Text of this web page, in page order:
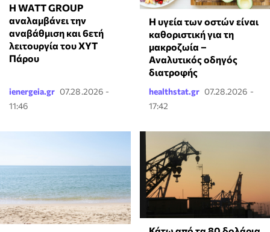
Η WATT GROUP
αναλαμβάνει την
αναβάθμιση και 6ετή
λειτουργία του ΧΥΤ
Πάρου
ienergeia.gr 07.28.2026 -
11:46
Η υγεία των οστών είναι
καθοριστική για τη
μακροζωία –
Αναλυτικός οδηγός
διατροφής
healthstat.gr 07.28.2026 -
17:42